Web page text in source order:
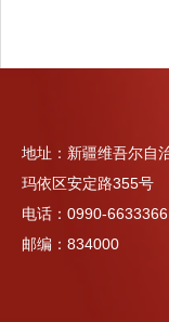
地址：新疆维吾尔自
玛依区安定路355号‌
电话：0990-6633366
邮编：834000